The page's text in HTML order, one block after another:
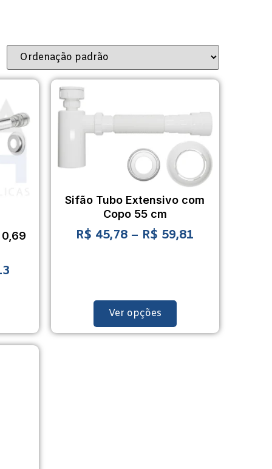
Sifão Tubo Extensivo com
Copo 55 cm
R$ 45,78 – R$ 59,81
Ver opções